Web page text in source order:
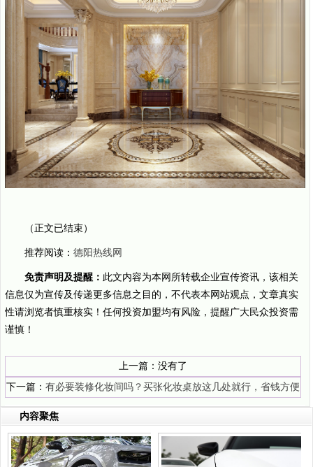
（正文已结束）
推荐阅读： 德阳热线网
免责声明及提醒： 此文内容为本网所转载企业宣传资讯，该相关
信息仅为宣传及传递更多信息之目的，不代表本网站观点，文章真实
性请浏览者慎重核实！任何投资加盟均有风险，提醒广大民众投资需
谨慎！
上一篇：没有了
下一篇： 有必要装修化妆间吗？买张化妆桌放这几处就行，省钱方便
内容聚焦